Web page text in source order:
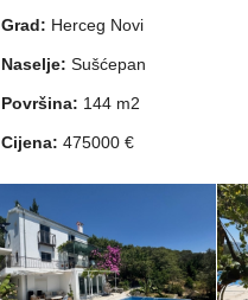
Grad: Herceg Novi
Naselje: Sušćepan
Površina: 144 m2
Cijena: 475000 €